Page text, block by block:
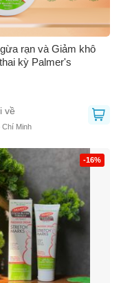
rạn và Giảm khô
kỳ Palmer's
về
Chí Minh
-16%